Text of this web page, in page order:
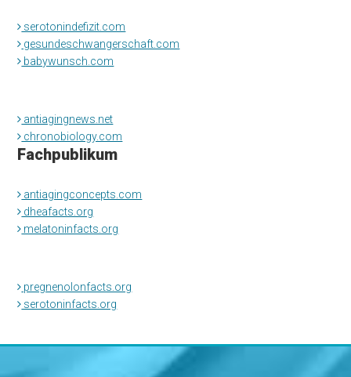
serotonindefizit.com
gesundeschwangerschaft.com
babywunsch.com
antiagingnews.net
chronobiology.com
Fachpublikum
antiagingconcepts.com
dheafacts.org
melatoninfacts.org
pregnenolonfacts.org
serotoninfacts.org